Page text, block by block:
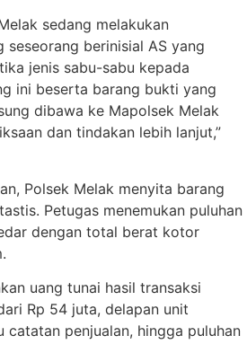
sedang melakukan
seseorang berinisial AS yang
jenis sabu-sabu kepada
ini beserta barang bukti yang
dibawa ke Mapolsek Melak
dan tindakan lebih lanjut,”
Polsek Melak menyita barang
Petugas menemukan puluhan
dengan total berat kotor
uang tunai hasil transaksi
Rp 54 juta, delapan unit
penjualan, hingga puluhan